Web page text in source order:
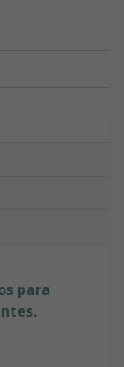
para